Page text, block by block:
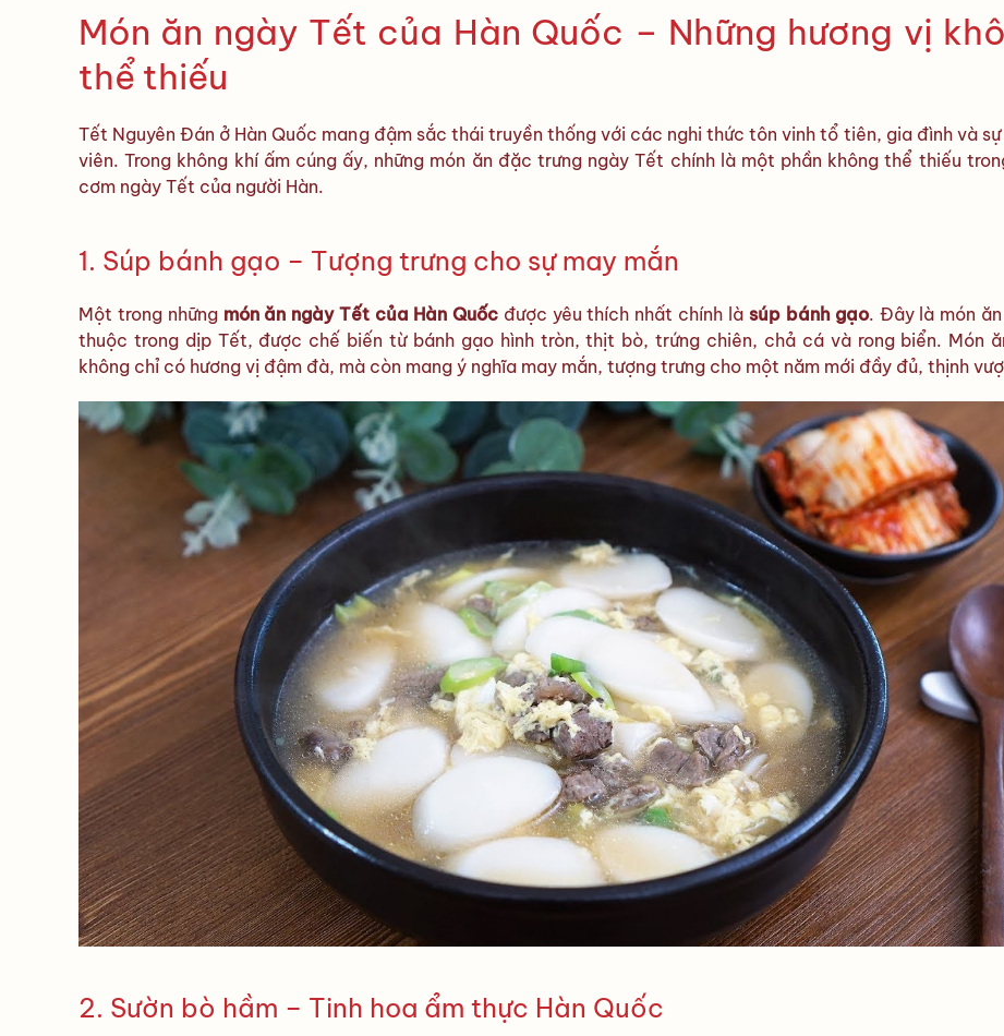
Món ăn ngày Tết của Hàn Quốc – Những hương vị
thể thiếu
Tết Nguyên Đán ở Hàn Quốc mang đậm sắc thái truyền thống với các nghi thức tôn vinh tổ tiên, gia đình và
viên. Trong không khí ấm cúng ấy, những món ăn đặc trưng ngày Tết chính là một phần không thể thiếu
cơm ngày Tết của người Hàn.
1. Súp bánh gạo – Tượng trưng cho sự may mắn
Một trong những món ăn ngày Tết của Hàn Quốcđược yêu thích nhất chính là súp bánh gạo. Đây là món
thuộc trong dịp Tết, được chế biến từ bánh gạo hình tròn, thịt bò, trứng chiên, chả cá và rong biển. Món
không chỉ có hương vị đậm đà, mà còn mang ý nghĩa may mắn, tượng trưng cho một năm mới đầy đủ, thịnh
2. Sườn bò hầm – Tinh hoa ẩm thực Hàn Quốc